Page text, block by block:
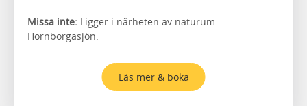
Missa inte: Ligger i närheten av naturum
Hornborgasjön.
Läs mer & boka